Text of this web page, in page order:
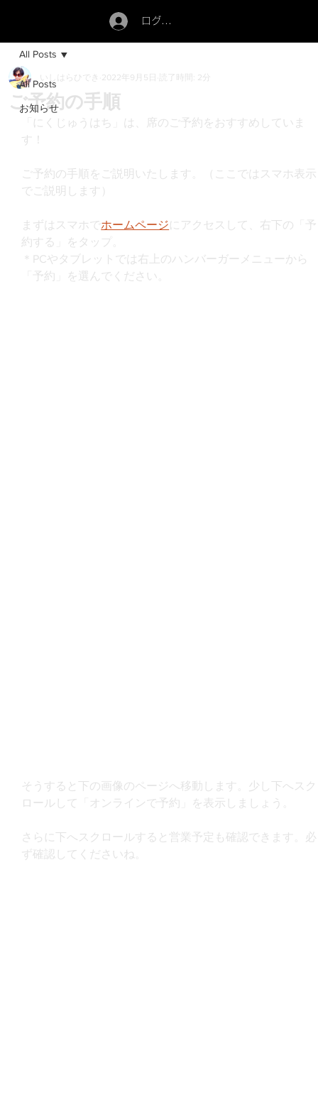
ログイン
All Posts
お知らせ
All Posts
ご予約の手順
いしはらひでき 2022年9月5日 読了時間: 2分
「にくじゅうはち」は、席のご予約をおすすめしていま
す！
ご予約の手順をご説明いたします。（ここではスマホ表示
でご説明します）
まずはスマホでホームページにアクセスして、右下の「予
約する」をタップ。
＊PCやタブレットでは右上のハンバーガーメニューから
「予約」を選んでください。
そうすると下の画像のページへ移動します。少し下へスク
ロールして「オンラインで予約」を表示しましょう。
さらに下へスクロールすると営業予定も確認できます。必
ず確認してくださいね。